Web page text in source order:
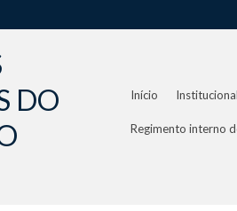
Início Institucional
Regimento interno